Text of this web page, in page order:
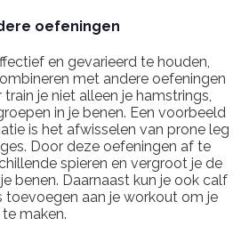
oefeningen
en gevarieerd te houden,
met andere oefeningen
je niet alleen je hamstrings,
in je benen. Een voorbeeld
is het afwisselen van prone leg
Door deze oefeningen af te
spieren en vergroot je de
benen. Daarnaast kun je ook calf
toevoegen aan je workout om je
maken.